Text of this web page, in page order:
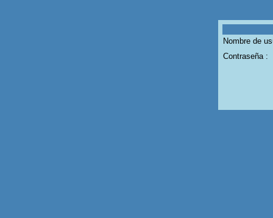
Nombre de
Contraseña :